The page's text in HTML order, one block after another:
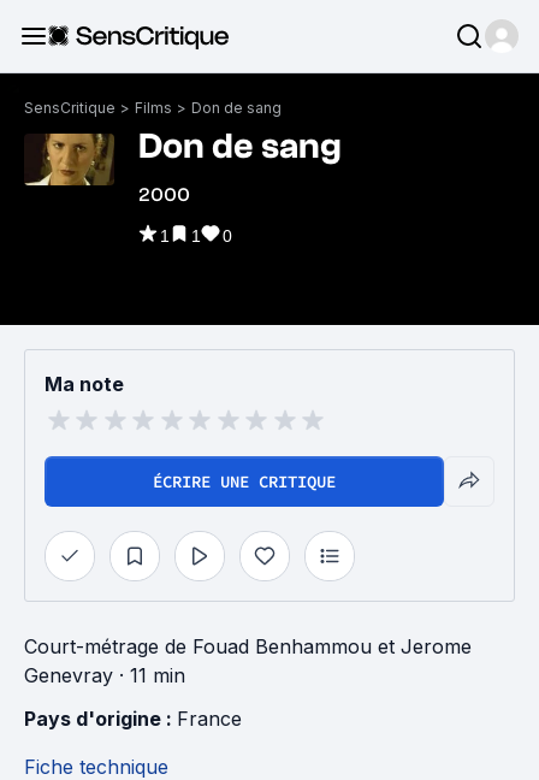
SensCritique > Films > Don de sang
Don de sang
2000
1 1 0
Ma note
ÉCRIRE UNE CRITIQUE
Court-métrage de Fouad Benhammou et Jerome
Genevray · 11 min
Pays d'origine : France
Fiche technique